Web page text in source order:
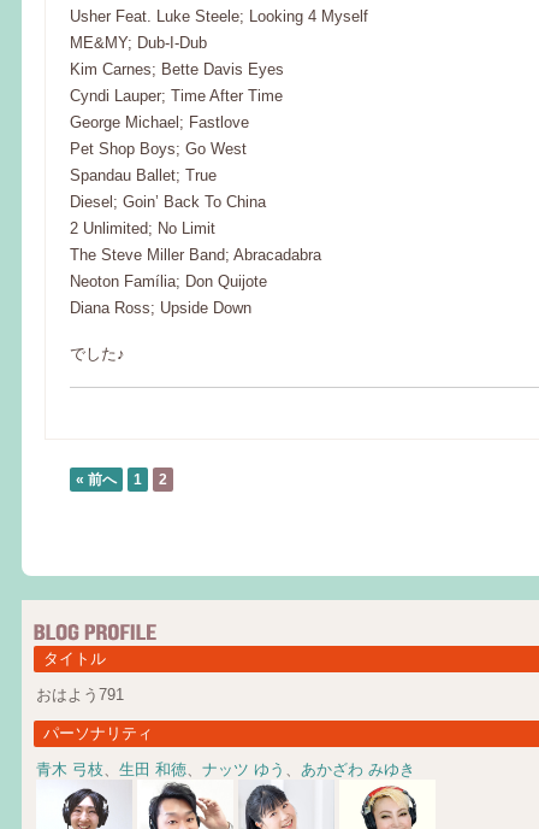
Usher Feat. Luke Steele; Looking 4 Myself
ME&MY; Dub-I-Dub
Kim Carnes; Bette Davis Eyes
Cyndi Lauper; Time After Time
George Michael; Fastlove
Pet Shop Boys; Go West
Spandau Ballet; True
Diesel; Goin’ Back To China
2 Unlimited; No Limit
The Steve Miller Band; Abracadabra
Neoton Família; Don Quijote
Diana Ross; Upside Down
でした♪
« 前へ 1 2
タイトル
おはよう791
パーソナリティ
青木 弓枝
生田 和徳 ナッツ ゆう あかざわ みゆき